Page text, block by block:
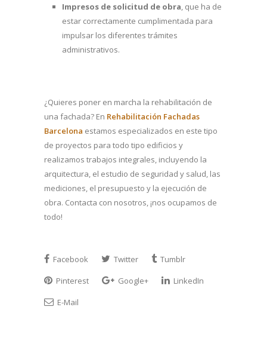
Impresos de solicitud de obra, que ha de
estar correctamente cumplimentada para
impulsar los diferentes trámites
administrativos.
¿Quieres poner en marcha la rehabilitación de
una fachada? En Rehabilitación Fachadas
Barcelona estamos especializados en este tipo
de proyectos para todo tipo edificios y
realizamos trabajos integrales, incluyendo la
arquitectura, el estudio de seguridad y salud, las
mediciones, el presupuesto y la ejecución de
obra. Contacta con nosotros, ¡nos ocupamos de
todo!
Facebook Twitter
Tumblr
Pinterest
Google+
LinkedIn
E-Mail